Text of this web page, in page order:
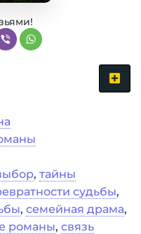
, тайны
судьбы,
, семейная драма,
романы, связь